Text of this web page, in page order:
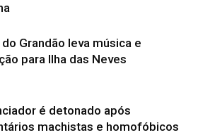
Grandão leva música e
para Ilha das Neves
é detonado após
machistas e homofóbicos